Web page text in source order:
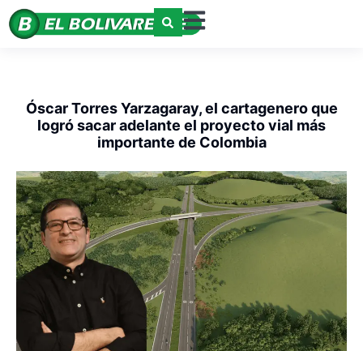
Óscar Torres Yarzagaray, el cartagenero que
logró sacar adelante el proyecto vial más
importante de Colombia